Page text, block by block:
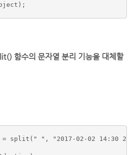
함수의 문자열 분리 기능을 대체할